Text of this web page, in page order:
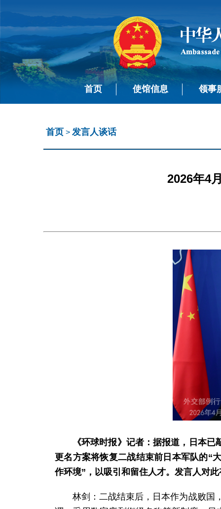
首页 使馆信息 领事
首页 > 发言人谈话
2026年4
《环球时报》记者：据报道，日本
更名方案将恢复二战结束前日本军队的“
作环境”，以吸引和留住人才。发言人对
林剑：二战结束后，日本作为战败国